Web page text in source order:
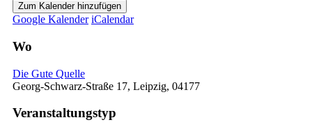
Zum Kalender hinzufügen
Google Kalender iCalendar
Wo
Die Gute Quelle
Georg-Schwarz-Straße 17, Leipzig, 04177
Veranstaltungstyp